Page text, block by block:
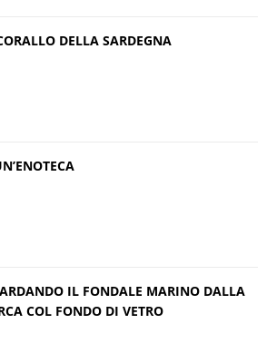
DELLA SARDEGNA
IL FONDALE MARINO DALLA
COL FONDO DI VETRO